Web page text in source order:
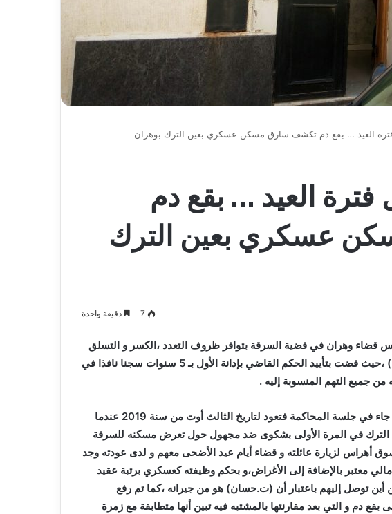
فترة العيد … بقع دم تكشف سارق مسكن عسكري بعين الترك بوهران
فترة العيد … بقع دم
عسكري بعين الترك
7 دقيقة واحدة
قضاء وهران في قضية السرقة بتوافر ظروف التعدد ،الكسر و التسلق
،حيث قضت بتأييد الحكم القاضي بإدانة الأول بـ
5 سنوات سجنا نافذا في
من جميع التهم المنسوبة إليه .
بالرجوع إلى ملخص وقائع القضية و حسب ما جاء في جلسة المحاكمة فتعود لتاريخ الثالث أوت من سنة 2019 عندما
الترك في المرة الأولى بشكوى ضد مجهول حول تعرض مسكنه للسرقة
سوق أهراس لزيارة عائلته و قضاء أيام عيد الأضحى معهم و لدى عودته وجد
مالي معتبر بالإضافة إلى الأغراض،و بحكم وظيفته كعسكري برتبة عقيد
أين توصل إليهم باعتبار أن (ت.حسان) هو من جيرانه ،كما تم رفع
دم و التي بعد مقارنتها بالمشتبه فيه تبين أنها متطابقة مع زمرة